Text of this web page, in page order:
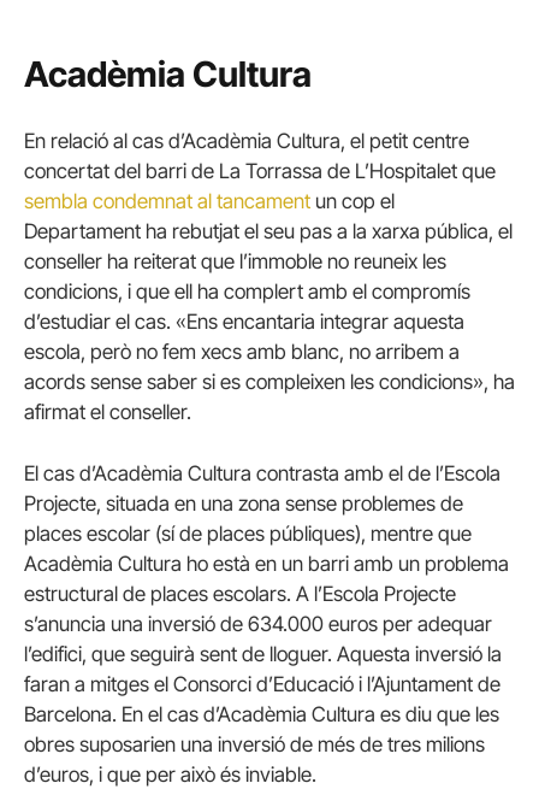
Acadèmia Cultura
En relació al cas d’Acadèmia Cultura, el petit centre
concertat del barri de La Torrassa de L’Hospitalet que
sembla condemnat al tancament un cop el
Departament ha rebutjat el seu pas a la xarxa pública, el
conseller ha reiterat que l’immoble no reuneix les
condicions, i que ell ha complert amb el compromís
d’estudiar el cas. «Ens encantaria integrar aquesta
escola, però no fem xecs amb blanc, no arribem a
acords sense saber si es compleixen les condicions», ha
afirmat el conseller.
El cas d’Acadèmia Cultura contrasta amb el de l’Escola
Projecte, situada en una zona sense problemes de
places escolar (sí de places públiques), mentre que
Acadèmia Cultura ho està en un barri amb un problema
estructural de places escolars. A l’Escola Projecte
s’anuncia una inversió de 634.000 euros per adequar
l’edifici, que seguirà sent de lloguer. Aquesta inversió la
faran a mitges el Consorci d’Educació i l’Ajuntament de
Barcelona. En el cas d’Acadèmia Cultura es diu que les
obres suposarien una inversió de més de tres milions
d’euros, i que per això és inviable.